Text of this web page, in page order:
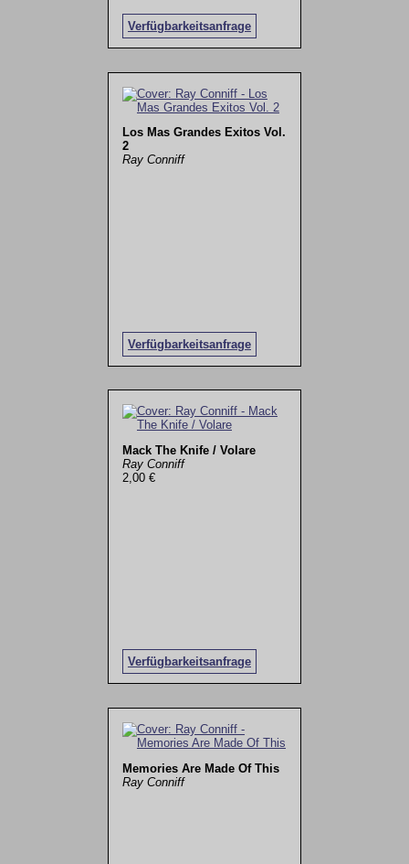
Verfügbarkeitsanfrage
Los Mas Grandes Exitos Vol.
2
Ray Conniff
Verfügbarkeitsanfrage
Mack The Knife / Volare
Ray Conniff
2,00 €
Verfügbarkeitsanfrage
Memories Are Made Of This
Ray Conniff